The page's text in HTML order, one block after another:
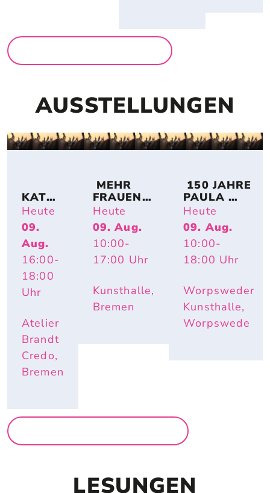
AUSSTELLUNGEN
KATRI
N
SCHÜT
TE –
HAUS
WELTE
N
Heute
09.
Aug.
16:00-
18:00
Uhr
Atelier
Brandt
Credo,
Bremen
MEHR
FRAUEN!
BREMER
KÜNSTLE
RINNEN
AUF
PAPIER
Heute
09. Aug.
10:00-
17:00 Uhr
Kunsthalle,
Bremen
150 JAHRE
PAULA
MODERSO
HN-
BECKER:
IMPULS
PAULA –
LONGEVIAL
Heute
09. Aug.
10:00-
18:00 Uhr
Worpsweder
Kunsthalle,
Worpswede
LESUNGEN